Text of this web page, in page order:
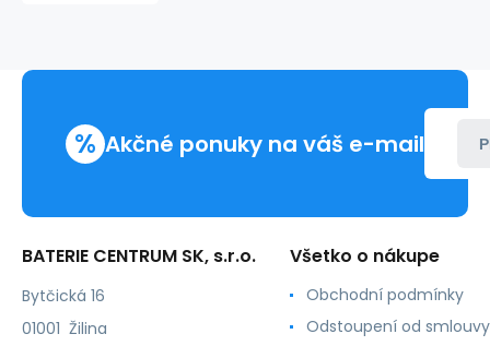
4000K
% Akčné ponuky na váš e-mail
BATERIE CENTRUM SK, s.r.o.
Bytčická 16
01001 Žilina
Všetko o nákupe
Obchodní podmínky
Odstoupení od smlouvy